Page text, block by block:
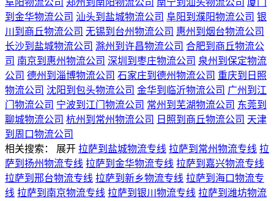
阜阳物流公司 郑州到南阳物流公司 南宁到汕头物流公司 厦门
到金华物流公司 汕头到盐城物流公司 阜阳到濮阳物流公司 银
川到商丘物流公司 无锡到台州物流公司 惠州到烟台物流公司
长沙到盐城物流公司 滁州到许昌物流公司 合肥到商丘物流公
司 南京到惠州物流公司 深圳到枣庄物流公司 泉州到保定物流
公司 德州到淄博物流公司 石家庄到德州物流公司 重庆到日照
物流公司 沈阳到包头物流公司 金华到临沂物流公司 广州到江
门物流公司 宁波到江门物流公司 常州到芜湖物流公司 东莞到
聊城物流公司 杭州到常州物流公司 日照到商丘物流公司 天津
到周口物流公司
相关搜索： 展开 拉萨到盐城物流专线 拉萨到常州物流专线 拉
萨到扬州物流专线 拉萨到金华物流专线 拉萨到嘉兴物流专线
拉萨到邢台物流专线 拉萨到新乡物流专线 拉萨到海口物流专
线 拉萨到南京物流专线 拉萨到银川物流专线 拉萨到潍坊物流